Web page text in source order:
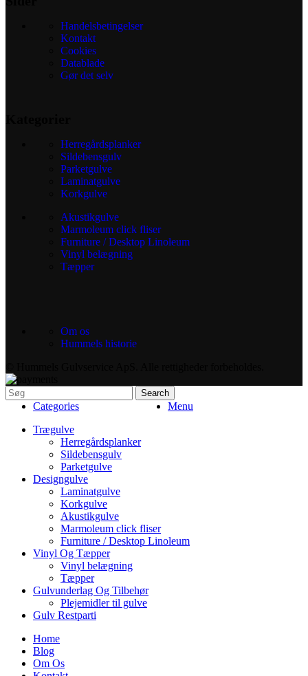
Handelsbetingelser
Kontakt
Cookies
Datablade
Gør det selv
Herregårdsplanker
Sildebensgulv
Parketgulve
Laminatgulve
Korkgulve
Akustikgulve
Marmoleum click fliser
Furniture / Desktop Linoleum
Vinyl belægning
Tæpper
Om os
Hummels historie
Search
Menu
Categories
Trægulve
Herregårdsplanker
Sildebensgulv
Parketgulve
Designgulve
Laminatgulve
Korkgulve
Akustikgulve
Marmoleum click fliser
Furniture / Desktop Linoleum
Vinyl Og Tæpper
Vinyl belægning
Tæpper
Gulvunderlag Og Tilbehør
Plejemidler til gulve
Gulv Restparti
Home
Blog
Om Os